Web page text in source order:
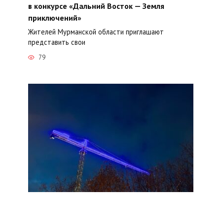
в конкурсе «Дальний Восток — Земля
приключений»
Жителей Мурманской области приглашают
представить свои
79